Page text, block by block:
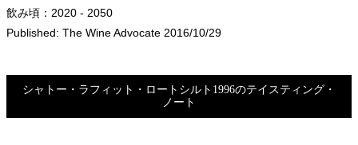
飲み頃：2020 - 2050
Published: The Wine Advocate 2016/10/29
シャトー・ラフィット・ロートシルト1996のテイスティング・
ノート